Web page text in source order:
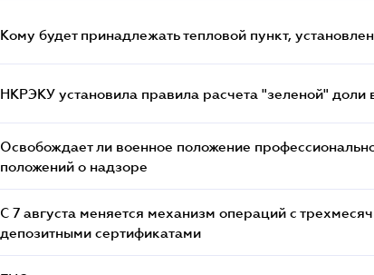
Кому будет принадлежать тепловой пункт,
НКРЭКУ установила правила расчета "зеленой" доли
Освобождает ли военное положение
положений о надзоре
С 7 августа меняется механизм операций с
депозитными сертификатами